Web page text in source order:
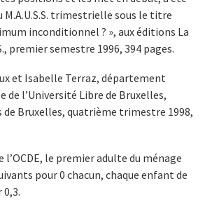
M.A.U.S.S. trimestrielle sous le titre
inconditionnel ? », aux éditions La
premier semestre 1996, 394 pages.
et Isabelle Terraz, département
de l’Université Libre de Bruxelles,
de Bruxelles, quatrième trimestre 1998,
l’OCDE, le premier adulte du ménage
pour 0 chacun, chaque enfant de
0,3.